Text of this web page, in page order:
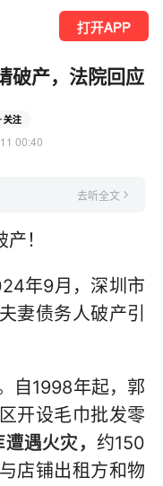
打开APP
破产，法院回应
关注
11 00:40
去听全文
！
年9月，深圳市
妻债务人破产引
自1998年起，郭
开设毛巾批发零
遇火灾， 约150
店铺出租方和物